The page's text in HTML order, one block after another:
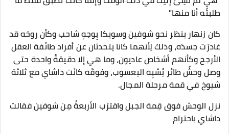
طلبتُه أنا منها"
كان زنهار ينظر نحو شوفين وسويكا بِوجهٍ شاحب وكأن روحَه قد
غادرَت جسدَه، وذلك لِأنهما كانا يتحدثان عن أفراد طائفة العقل
الأرجح وكأنهم أشخاص عاديون، وما هي إلا دقيقةٌ واحدة حتى
وصل وحشٌ طائر يُشبِه اليعسوب، وفوقَه كانَت داشاي مع ثلاثة
شيوخ في قمة مرحلة المجال.
نزل الوحش فوق قِمة الجبل واقترَب الأربعةُ مِن شوفين فقالت
داشاي باحترام